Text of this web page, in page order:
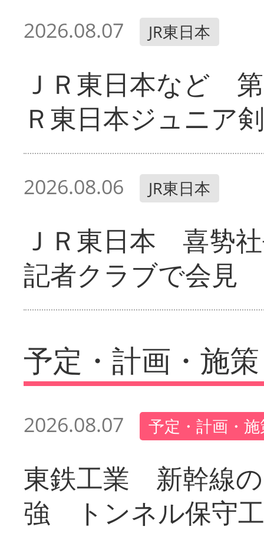
2026.08.07 JR東日本
ＪＲ東日本など
Ｒ東日本ジュニア
2026.08.06 JR東日本
ＪＲ東日本 喜㔟
記者クラブで会見
予定・計画・施策
2026.08.07 予定・計画・
東鉄工業 新幹線
強 トンネル保守